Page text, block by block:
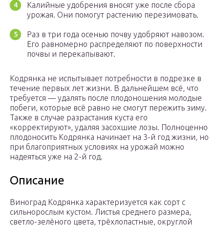
Калийные удобрения вносят уже после сбора
урожая. Они помогут растению перезимовать.
Раз в три года осенью почву удобряют навозом.
Его равномерно распределяют по поверхности
почвы и перекапывают.
Кодрянка не испытывает потребности в подрезке в
течение первых лет жизни. В дальнейшем всё, что
требуется — удалять после плодоношения молодые
побеги, которые всё равно не смогут пережить зиму.
Также в случае разрастания куста его
«корректируют», удаляя засохшие лозы. Полноценно
плодоносить Кодрянка начинает на 3-й год жизни, но
при благоприятных условиях на урожай можно
надеяться уже на 2-й год.
Описание
Виноград Кодрянка характеризуется как сорт с
сильнорослым кустом. Листья среднего размера,
светло-зелёного цвета, трёхлопастные, округлой